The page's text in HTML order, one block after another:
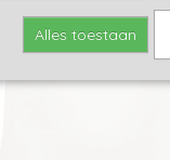
Alles toestaan